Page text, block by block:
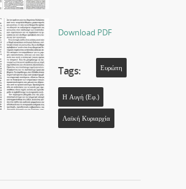
Download PDF
Tags: Ευρώπη
Η Αυγή (εφ.)
Λαϊκή Κυριαρχία